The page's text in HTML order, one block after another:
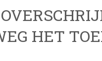
HET